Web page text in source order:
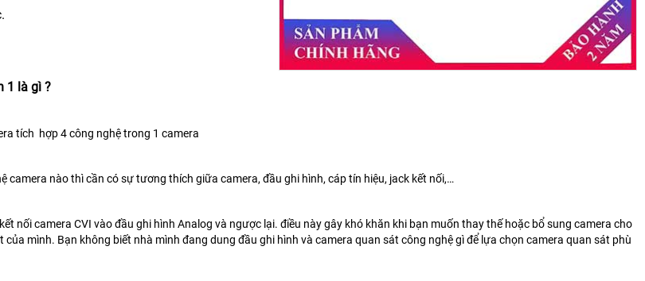
1 là gì ?
tích hợp 4 công nghệ trong 1 camera
camera nào thì cần có sự tương thích giữa camera, đầu ghi hình, cáp tín hiệu, jack kết nối,…
nối camera CVI vào đầu ghi hình Analog và ngược lại. điều này gây khó khăn khi bạn muốn thay thế hoặc bổ sung camera cho
của mình. Bạn không biết nhà mình đang dung đầu ghi hình và camera quan sát công nghệ gì để lựa chọn camera quan sát phù